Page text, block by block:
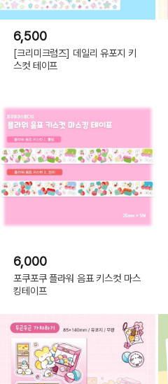
6,500
[크리미크럼즈] 데일리 유포지 키
스컷 테이프
6,000
포쿠포쿠 플라워 음표 키스컷 마스
킹테이프